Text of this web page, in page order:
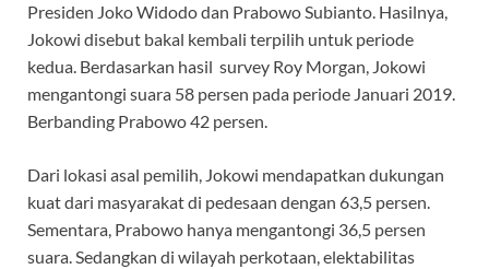
Presiden Joko Widodo dan Prabowo Subianto. Hasilnya,
Jokowi disebut bakal kembali terpilih untuk periode
kedua. Berdasarkan hasil survey Roy Morgan, Jokowi
mengantongi suara 58 persen pada periode Januari 2019.
Berbanding Prabowo 42 persen.
Dari lokasi asal pemilih, Jokowi mendapatkan dukungan
kuat dari masyarakat di pedesaan dengan 63,5 persen.
Sementara, Prabowo hanya mengantongi 36,5 persen
suara. Sedangkan di wilayah perkotaan, elektabilitas